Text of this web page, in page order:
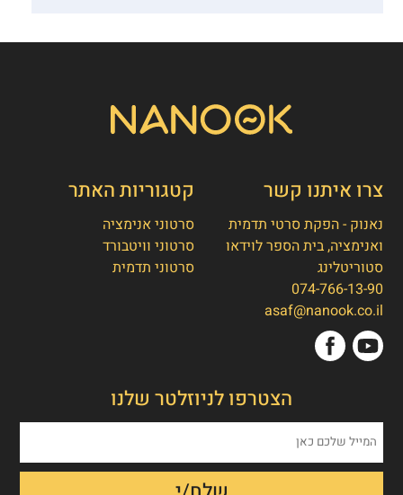
צרו איתנו קשר
נאנוק - הפקת סרטי תדמית
ואנימציה, בית הספר לוידאו
סטוריטלינג
074-766-13-90
asaf@nanook.co.il
קטגוריות האתר
סרטוני אנימציה
סרטוני וויטבורד
סרטוני תדמית
הצטרפו לניוזלטר שלנו
לאתר שלנו!
1. הפקת סרט תדמית/אנימציה